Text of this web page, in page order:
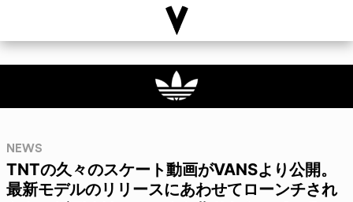
NEWS
TNTの久々のスケート動画がVANSより公開。
最新モデルのリリースにあわせてローンチされ